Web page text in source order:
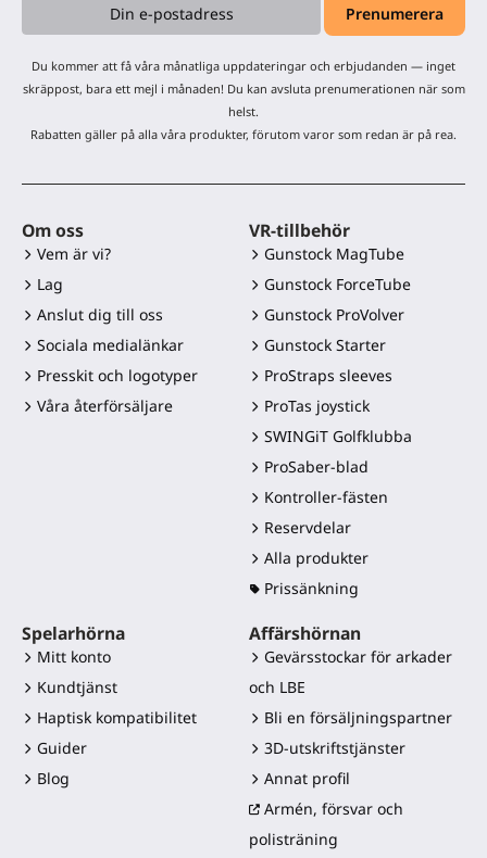
Du kommer att få våra månatliga uppdateringar och erbjudanden — inget
skräppost, bara ett mejl i månaden! Du kan avsluta prenumerationen när som
helst.
Rabatten gäller på alla våra produkter, förutom varor som redan är på rea.
Om oss
Vem är vi?
Lag
Anslut dig till oss
Sociala medialänkar
Presskit och logotyper
Våra återförsäljare
VR-tillbehör
Gunstock MagTube
Gunstock ForceTube
Gunstock ProVolver
Gunstock Starter
ProStraps sleeves
ProTas joystick
SWINGiT Golfklubba
ProSaber-blad
Kontroller-fästen
Reservdelar
Alla produkter
Prissänkning
Spelarhörna
Mitt konto
Kundtjänst
Haptisk kompatibilitet
Guider
Blog
Affärshörnan
Gevärsstockar för arkader
och LBE
Bli en försäljningspartner
3D-utskriftstjänster
Annat profil
Armén, försvar och
polisträning